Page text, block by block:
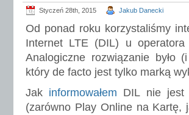
Styczeń 28th, 2015 Jakub Danecki
Od ponad roku korzystaliśmy
Internet LTE (DIL) u
Analogiczne rozwiązanie było
który de facto jest tylko marką
Jak informowałem DIL nie jest
(zarówno Play Online na